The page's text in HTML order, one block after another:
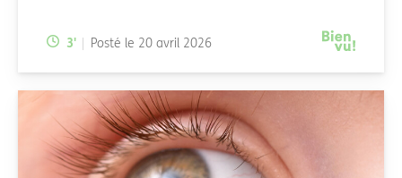
Temps de lecture:
3' Posté le 20 avril 2026